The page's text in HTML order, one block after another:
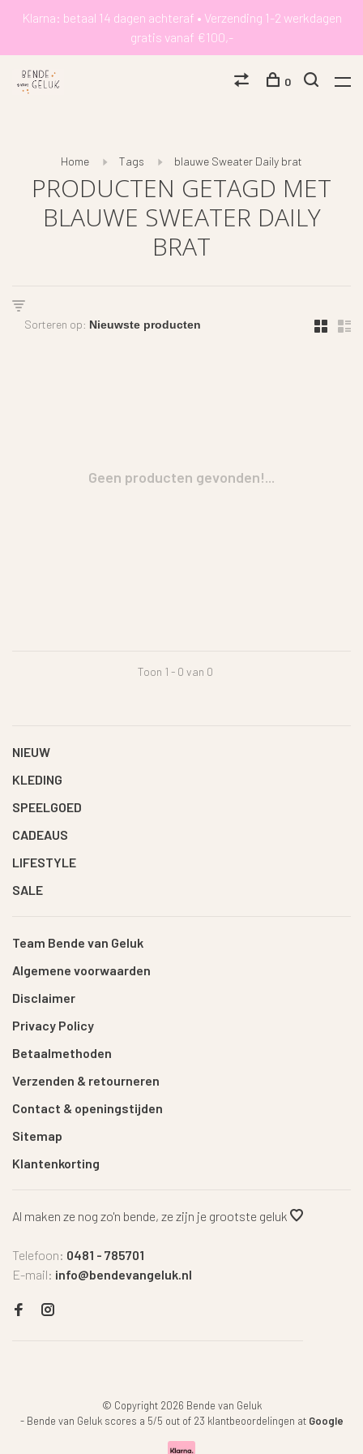
Klarna: betaal 14 dagen achteraf • Verzending 1-2 werkdagen
gratis vanaf €100,-
0
Home Tags blauwe Sweater Daily brat
PRODUCTEN GETAGD MET
BLAUWE SWEATER DAILY
BRAT
Sorteren op:
Geen producten gevonden!...
Toon 1 - 0 van 0
NIEUW
KLEDING
SPEELGOED
CADEAUS
LIFESTYLE
SALE
Team Bende van Geluk
Algemene voorwaarden
Disclaimer
Privacy Policy
Betaalmethoden
Verzenden & retourneren
Contact & openingstijden
Sitemap
Klantenkorting
Al maken ze nog zo'n bende, ze zijn je grootste geluk
Telefoon: 0481 - 785701
E-mail: info@bendevangeluk.nl
© Copyright 2026 Bende van Geluk
- Bende van Geluk scores a 5/5 out of 23 klantbeoordelingen at Google